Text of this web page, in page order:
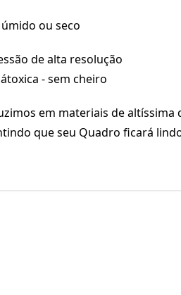
ou seco
de alta resolução
- sem cheiro
em materiais de altíssima
que seu Quadro ficará